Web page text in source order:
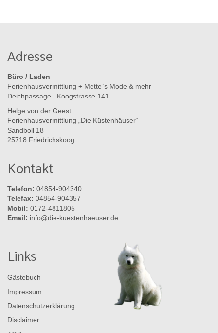
Adresse
Büro / Laden
Ferienhausvermittlung + Mette`s Mode & mehr
Deichpassage , Koogstrasse 141
Helge von der Geest
Ferienhausvermittlung „Die Küstenhäuser“
Sandboll 18
25718 Friedrichskoog
Kontakt
Telefon: 04854-904340
Telefax: 04854-904357
Mobil: 0172-4811805
Email: info@die-kuestenhaeuser.de
Links
Gästebuch
Impressum
Datenschutzerklärung
Disclaimer